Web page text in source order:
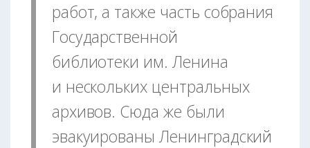
работ, а также часть собрания
Государственной
библиотеки им. Ленина
и нескольких центральных
архивов. Сюда же были
эвакуированы Ленинградский